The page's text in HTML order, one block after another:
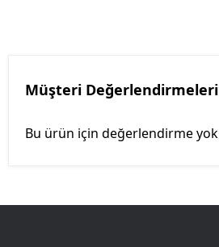
Müşteri Değerlendirmeleri
Bu ürün için değerlendirme yok